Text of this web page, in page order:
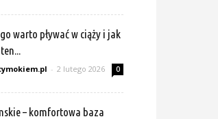
warto pływać w ciąży i jak
- 2 lutego 2026 0
– komfortowa baza